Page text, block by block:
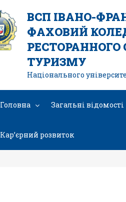
ВСП ІВАНО-
ФАХОВИЙ
РЕСТОРАННОГО
ТУРИЗМУ
Національного
Головна Загальні відомості
Кар’єрний розвиток